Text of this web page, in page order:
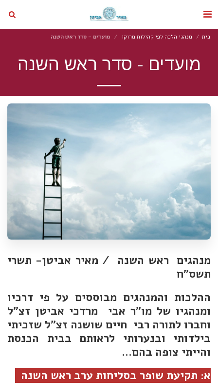
בית מנהגי הלכה לפי קהילות מרוקו מועדים - סדר ראש השנה
מועדים - סדר ראש השנה
מנהגים ראש השנה / מאיר אביטן- תשרי
תשס"ח
ההלכות והמנהגים מבוססים על פי דרכיו
ומנהגיו של מו"ר אבי מרדכי אביטן זצ"ל
וחברו לתורה רבי חיים שושנה זצ"ל שזכיתי
בילדותי ובנערותי לראותם בבית הכנסת
והייתי צופה בהם...
א: תקיעת שופר בסליחות ערב ראש השנה